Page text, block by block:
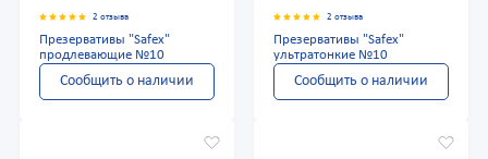
2 отзыва
Презервативы "Safex"
продлевающие №10
Сообщить о наличии
2 отзыва
Презервативы "Safex"
ультратонкие №10
Сообщить о наличии